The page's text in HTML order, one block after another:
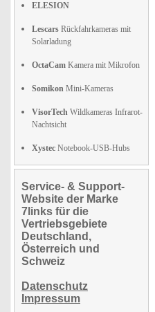
ELESION
Lescars Rückfahrkameras mit
Solarladung
OctaCam Kamera mit Mikrofon
Somikon Mini-Kameras
VisorTech Wildkameras Infrarot-
Nachtsicht
Xystec Notebook-USB-Hubs
Service- & Support-
Website der Marke
7links für die
Vertriebsgebiete
Deutschland,
Österreich und
Schweiz
Datenschutz
Impressum